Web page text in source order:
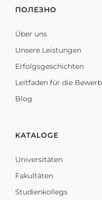
ПОЛЕЗНО
Über uns
Unsere Leistungen
Erfolgsgeschichten
Leitfaden für die
Blog
KATALOGE
Universitäten
Fakultäten
Studienkollegs